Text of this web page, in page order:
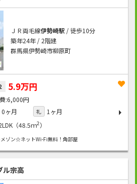
ＪＲ両毛線伊勢崎駅/ 徒歩10分
築年24年 / 2階建
群馬県伊勢崎市柳原町
5.9万円
6,000円
0ヶ月 礼
1ヶ月
（48.5ｍ2）
ゾン☆ネットWi-Fi無料！角部屋
ル宗高